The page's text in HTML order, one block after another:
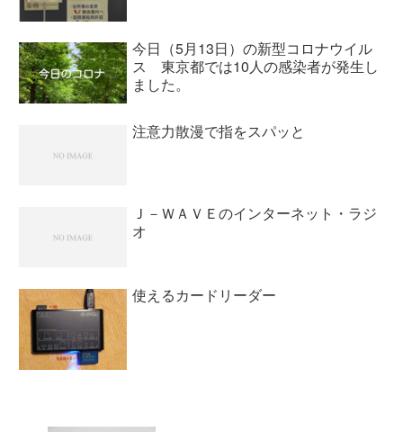
今日（5月13日）の新型コロナウイル
ス 東京都では10人の感染者が発生し
ました。
注意力散漫で指をスパッと
Ｊ－ＷＡＶＥのインターネット・ラジ
オ
使えるカードリーダー